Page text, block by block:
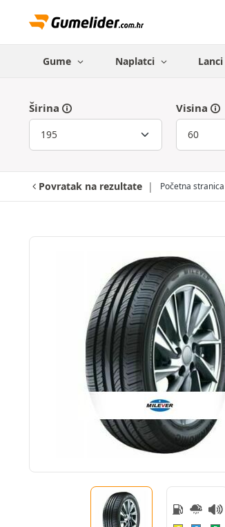
Gume Naplatci
Širina Visina
Povratak na rezultate Početna stranica